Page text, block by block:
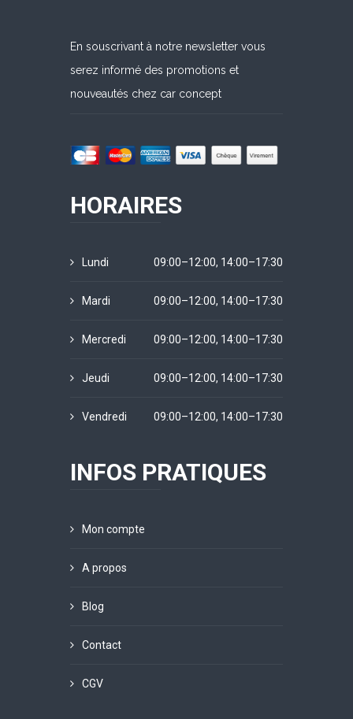
En souscrivant à notre newsletter vous
serez informé des promotions et
nouveautés chez car concept
HORAIRES
Lundi 09:00–12:00, 14:00–17:30
Mardi 09:00–12:00, 14:00–17:30
Mercredi 09:00–12:00, 14:00–17:30
Jeudi 09:00–12:00, 14:00–17:30
Vendredi 09:00–12:00, 14:00–17:30
INFOS PRATIQUES
Mon compte
A propos
Blog
Contact
CGV